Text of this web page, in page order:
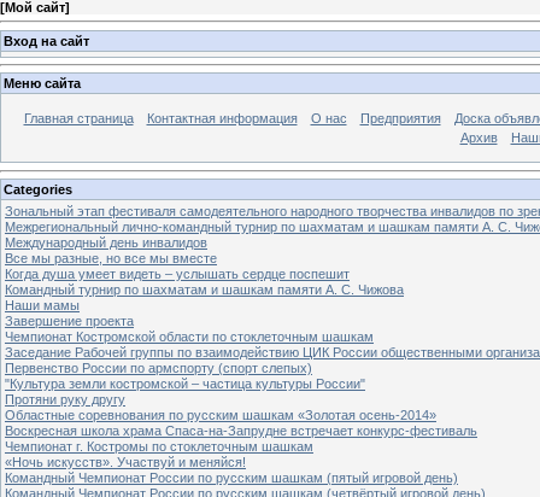
[Мой сайт]
Вход на сайт
Меню сайта
Главная страница Контактная информация О нас Предприятия
Доска
Архив
Categories
Зональный этап фестиваля самодеятельного народного творчества инвалидов по
Межрегиональный лично-командный турнир по шахматам и шашкам памяти А. С.
Международный день инвалидов
Все мы разные, но все мы вместе
Когда душа умеет видеть – услышать сердце поспешит
Командный турнир по шахматам и шашкам памяти А. С. Чижова
Наши мамы
Завершение проекта
Чемпионат Костромской области по стоклеточным шашкам
Заседание Рабочей группы по взаимодействию ЦИК России общественными
Первенство России по армспорту (спорт слепых)
"Культура земли костромской – частица культуры России"
Протяни руку другу
Областные соревнования по русским шашкам «Золотая осень-2014»
Воскресная школа храма Спаса-на-Запрудне встречает конкурс-фестиваль
Чемпионат г. Костромы по стоклеточным шашкам
«Ночь искусств». Участвуй и меняйся!
Командный Чемпионат России по русским шашкам (пятый игровой день)
Командный Чемпионат России по русским шашкам (четвёртый игровой день)